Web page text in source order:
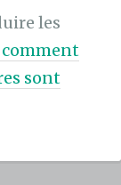
les
comment
sont